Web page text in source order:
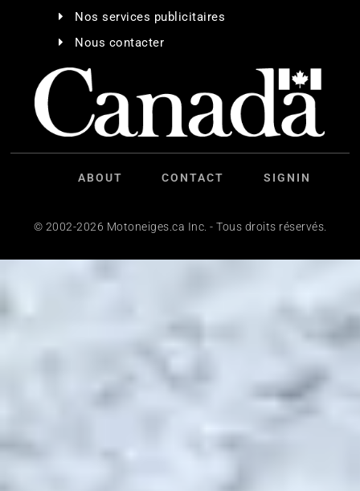
Nos services publicitaires
Nous contacter
ABOUT CONTACT SIGNIN
© 2002-2026 Motoneiges.ca Inc. - Tous droits réservés.